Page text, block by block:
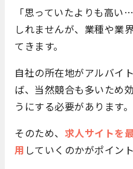
「思っていたよりも高
しれませんが、業種や業
てきます。
自社の所在地がアルバイ
ば、当然競合も多いため
うにする必要があります。
そのため、 求人サイトを
用 していくのかがポイン